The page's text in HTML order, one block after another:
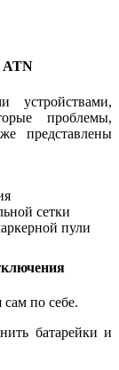
ATN
устройствами,
проблемы,
представлены
сетки
пули
по себе.
батарейки и